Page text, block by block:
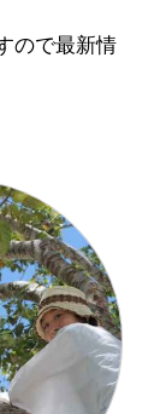
ので最新情